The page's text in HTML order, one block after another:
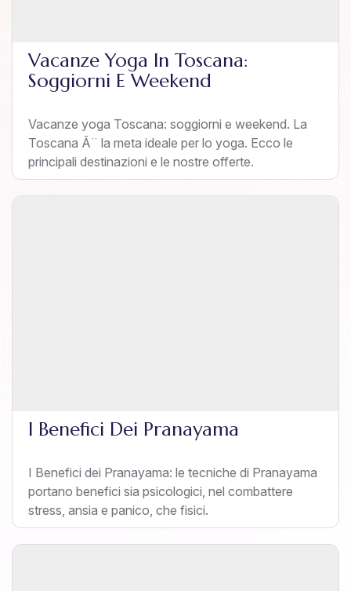
Vacanze Yoga In Toscana:
Soggiorni E Weekend
Vacanze yoga Toscana: soggiorni e weekend. La
Toscana Ã¨ la meta ideale per lo yoga. Ecco le
principali destinazioni e le nostre offerte.
I Benefici Dei Pranayama
I Benefici dei Pranayama: le tecniche di Pranayama
portano benefici sia psicologici, nel combattere
stress, ansia e panico, che fisici.